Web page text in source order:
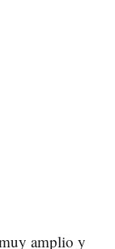
amplio y